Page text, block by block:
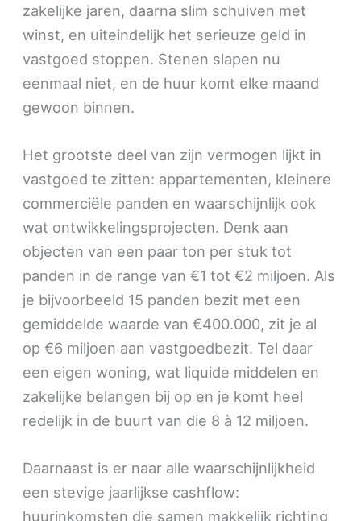
zakelijke jaren, daarna slim schuiven met
winst, en uiteindelijk het serieuze geld in
vastgoed stoppen. Stenen slapen nu
eenmaal niet, en de huur komt elke maand
gewoon binnen.
Het grootste deel van zijn vermogen lijkt in
vastgoed te zitten: appartementen, kleinere
commerciële panden en waarschijnlijk ook
wat ontwikkelingsprojecten. Denk aan
objecten van een paar ton per stuk tot
panden in de range van €1 tot €2 miljoen. Als
je bijvoorbeeld 15 panden bezit met een
gemiddelde waarde van €400.000, zit je al
op €6 miljoen aan vastgoedbezit. Tel daar
een eigen woning, wat liquide middelen en
zakelijke belangen bij op en je komt heel
redelijk in de buurt van die 8 à 12 miljoen.
Daarnaast is er naar alle waarschijnlijkheid
een stevige jaarlijkse cashflow:
huurinkomsten die samen makkelijk richting